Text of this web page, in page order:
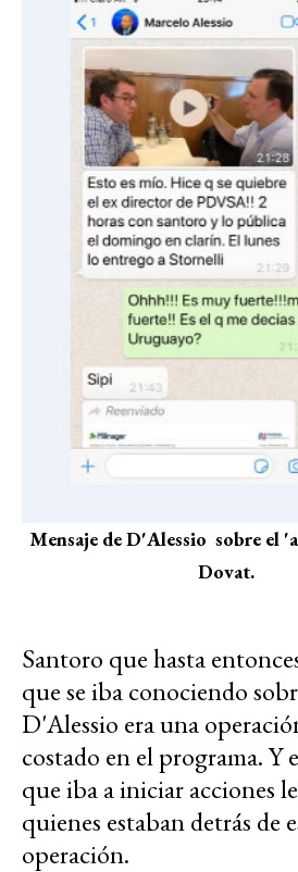
Mensaje de D'Alessio sobre el
Dovat.
Santoro que hasta
que se iba conociendo
D'Alessio era una
costado en el programa. Y
que iba a iniciar acciones
quienes estaban detrás de
operación.